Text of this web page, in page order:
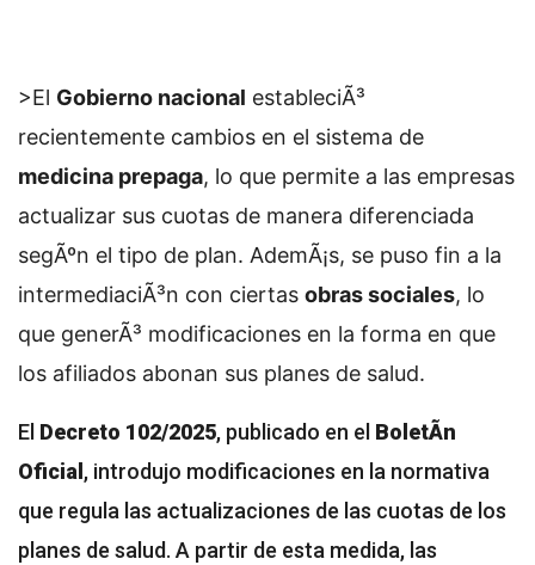
>El Gobierno nacional estableciÃ³
recientemente cambios en el sistema de
medicina prepaga, lo que permite a las empresas
actualizar sus cuotas de manera diferenciada
segÃºn el tipo de plan. AdemÃ¡s, se puso fin a la
intermediaciÃ³n con ciertas obras sociales, lo
que generÃ³ modificaciones en la forma en que
los afiliados abonan sus planes de salud.
El Decreto 102/2025, publicado en el BoletÃ­n
Oficial , introdujo modificaciones en la normativa
que regula las actualizaciones de las cuotas de los
planes de salud. A partir de esta medida, las